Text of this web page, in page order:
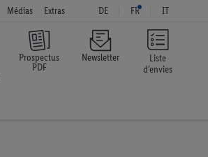
Liste
d’envies
Médias Extras DE FR IT
Prospectus
PDF
Newsletter